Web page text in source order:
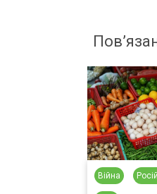
Війна